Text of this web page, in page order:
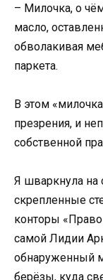
– Милочка, о
масло,
обволакивая
паркета.
В этом
презрения, и
собственной
Я шваркнула на
скрепленные
конторы
самой Лидии
обнаруженный
берёзы, куда